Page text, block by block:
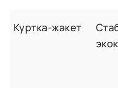
Куртка-жакет